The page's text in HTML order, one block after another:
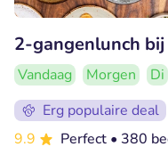
2-gangenlunch
Vandaag Morgen Di
Erg populaire deal
9.9
Perfect • 380